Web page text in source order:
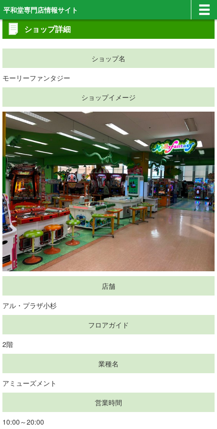
平和堂専門店情報サイト
ショップ詳細
ショップ名
モーリーファンタジー
ショップイメージ
店舗
アル・プラザ小杉
フロアガイド
2階
業種名
アミューズメント
営業時間
10:00～20:00